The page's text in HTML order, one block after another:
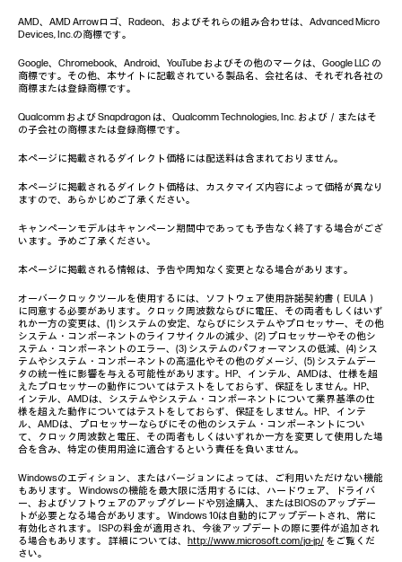
AMD、AMD Arrowロゴ、Radeon、およびそれらの組み合わせは、Advanced Micro
Devices, Inc.の商標です。
Google、Chromebook、Android、YouTube およびその他のマークは、Google LLC の
商標です。その他、本サイトに記載されている製品名、会社名は、それぞれ各社の
商標または登録商標です。
Qualcomm および Snapdragon は、Qualcomm Technologies, Inc. および／またはそ
の子会社の商標または登録商標です。
本ページに掲載されるダイレクト価格には配送料は含まれておりません。
本ページに掲載されるダイレクト価格は、カスタマイズ内容によって価格が異なり
ますので、あらかじめご了承ください。
キャンペーンモデルはキャンペーン期間中であっても予告なく終了する場合がござ
います。予めご了承ください。
本ページに掲載される情報は、予告や周知なく変更となる場合があります。
オーバークロックツールを使用するには、ソフトウェア使用許諾契約書（EULA）
に同意する必要があります。クロック周波数ならびに電圧、その両者もしくはいず
れか一方の変更は、(1) システムの安定、ならびにシステムやプロセッサー、その他
システム・コンポーネントのライフサイクルの減少、(2) プロセッサーやその他シ
ステム・コンポーネントのエラー、(3) システムのパフォーマンスの低減、(4) シス
テムやシステム・コンポーネントの高温化やその他のダメージ、(5) システムデー
タの統一性に影響を与える可能性があります。HP、インテル、AMDは、仕様を超
えたプロセッサーの動作についてはテストをしておらず、保証をしません。HP、
インテル、AMDは、システムやシステム・コンポーネントについて業界基準の仕
様を超えた動作についてはテストをしておらず、保証をしません。HP、インテ
ル、AMDは、プロセッサーならびにその他のシステム・コンポーネントについ
て、クロック周波数と電圧、その両者もしくはいずれか一方を変更して使用した場
合を含み、特定の使用用途に適合するという責任を負いません。
Windowsのエディション、またはバージョンによっては、ご利用いただけない機能
もあります。 Windowsの機能を最大限に活用するには、ハードウェア、ドライバ
ー、およびソフトウェアのアップグレードや別途購入、またはBIOSのアップデー
トが必要となる場合があります。 Windows 10は自動的にアップデートされ、常に
有効化されます。 ISPの料金が適用され、今後アップデートの際に要件が追加され
る場合もあります。 詳細については、 http://www.microsoft.com/ja-jp/ をご覧くだ
さい。